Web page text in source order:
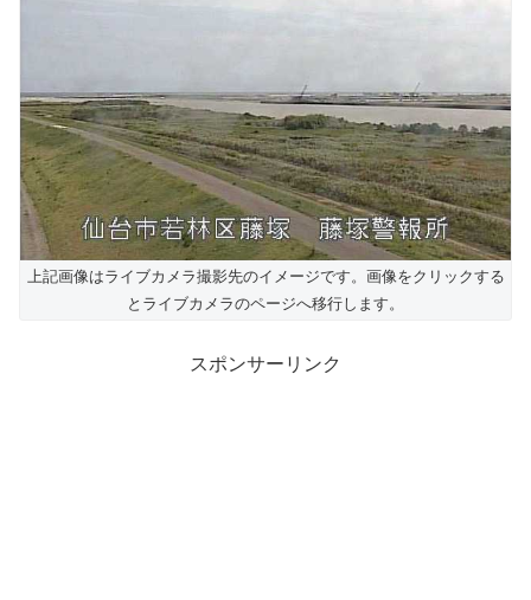
上記画像はライブカメラ撮影先のイメージです。画像をクリックする
とライブカメラのページへ移行します。
スポンサーリンク